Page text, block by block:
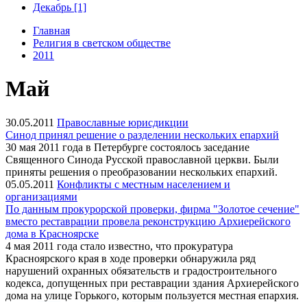
Декабрь [1]
Главная
Религия в светском обществе
2011
Май
30.05.2011 Православные юрисдикции
Синод принял решение о разделении нескольких епархий
30 мая 2011 года в Петербурге состоялось заседание
Священного Синода Русской православной церкви. Были
приняты решения о преобразовании нескольких епархий.
05.05.2011 Конфликты с местным населением и
организациями
По данным прокурорской проверки, фирма "Золотое сечение"
вместо реставрации провела реконструкцию Архиерейского
дома в Красноярске
4 мая 2011 года стало известно, что прокуратура
Красноярского края в ходе проверки обнаружила ряд
нарушений охранных обязательств и градостроительного
кодекса, допущенных при реставрации здания Архиерейского
дома на улице Горького, которым пользуется местная епархия.